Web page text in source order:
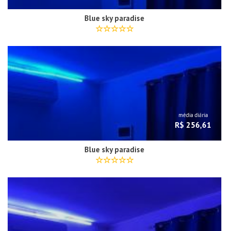
Blue sky paradise
média diária
R$ 256,61
Blue sky paradise